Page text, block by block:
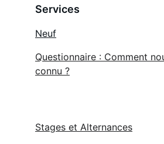
Services
Neuf
Questionnaire : Comment
connu ?
Stages et Alternances